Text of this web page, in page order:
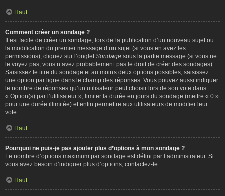
Haut
Comment créer un sondage ?
Il est facile de créer un sondage, lors de la publication d’un nouveau sujet ou
la modification du premier message d’un sujet (si vous en avez les
permissions), cliquez sur l’onglet Sondage sous la partie message (si vous ne
le voyez pas, vous n’avez probablement pas le droit de créer des sondages).
Saisissez le titre du sondage et au moins deux options possibles, saisissez
une option par ligne dans le champ des réponses. Vous pouvez aussi indiquer
le nombre de réponses qu’un utilisateur peut choisir lors de son vote dans
« Option(s) par l’utilisateur », limiter la durée en jours du sondage (mettre « 0 »
pour une durée illimitée) et enfin permettre aux utilisateurs de modifier leur
vote.
Haut
Pourquoi ne puis-je pas ajouter plus d’options à mon sondage ?
Le nombre d’options maximum par sondage est défini par l’administrateur. Si
vous avez besoin d’indiquer plus d’options, contactez-le.
Haut